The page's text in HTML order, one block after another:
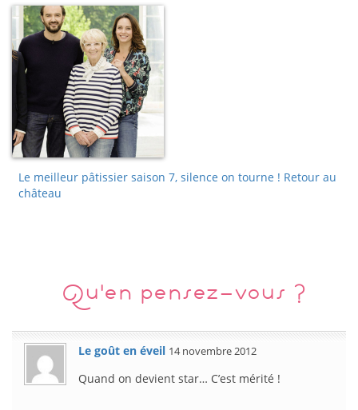
Le meilleur pâtissier saison 7, silence on tourne ! Retour au
château
Qu'en pensez-vous ?
Le goût en éveil 14 novembre 2012
Quand on devient star… C’est mérité !